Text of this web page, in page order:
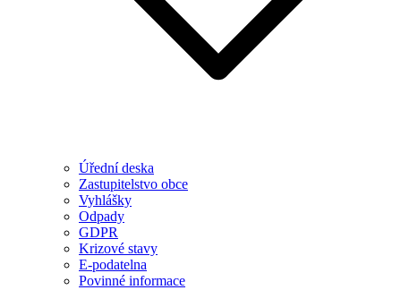
Úřední deska
Zastupitelstvo obce
Vyhlášky
Odpady
GDPR
Krizové stavy
E-podatelna
Povinné informace